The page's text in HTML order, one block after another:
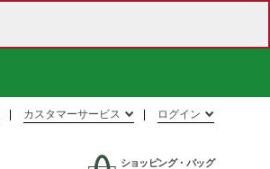
カスタマーサービス ログイン
ショッピング・バッグ